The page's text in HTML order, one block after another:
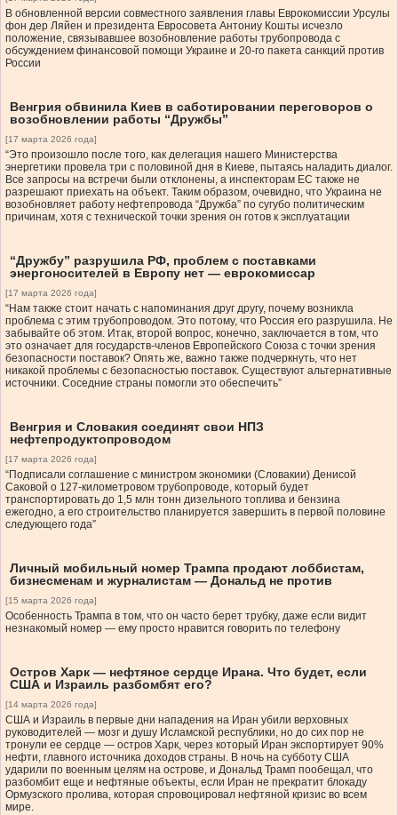
В обновленной версии совместного заявления главы Еврокомиссии Урсулы
фон дер Ляйен и президента Евросовета Антониу Кошты исчезло
положение, связывавшее возобновление работы трубопровода с
обсуждением финансовой помощи Украине и 20-го пакета санкций против
России
Венгрия обвинила Киев в саботировании переговоров о
возобновлении работы “Дружбы”
[17 марта 2026 года]
“Это произошло после того, как делегация нашего Министерства
энергетики провела три с половиной дня в Киеве, пытаясь наладить диалог.
Все запросы на встречи были отклонены, а инспекторам ЕС также не
разрешают приехать на объект. Таким образом, очевидно, что Украина не
возобновляет работу нефтепровода “Дружба” по сугубо политическим
причинам, хотя с технической точки зрения он готов к эксплуатации
“Дружбу” разрушила РФ, проблем с поставками
энергоносителей в Европу нет — еврокомиссар
[17 марта 2026 года]
“Нам также стоит начать с напоминания друг другу, почему возникла
проблема с этим трубопроводом. Это потому, что Россия его разрушила. Не
забывайте об этом. Итак, второй вопрос, конечно, заключается в том, что
это означает для государств-членов Европейского Союза с точки зрения
безопасности поставок? Опять же, важно также подчеркнуть, что нет
никакой проблемы с безопасностью поставок. Существуют альтернативные
источники. Соседние страны помогли это обеспечить”
Венгрия и Словакия соединят свои НПЗ
нефтепродуктопроводом
[17 марта 2026 года]
“Подписали соглашение с министром экономики (Словакии) Денисой
Саковой о 127-километровом трубопроводе, который будет
транспортировать до 1,5 млн тонн дизельного топлива и бензина
ежегодно, а его строительство планируется завершить в первой половине
следующего года”
Личный мобильный номер Трампа продают лоббистам,
бизнесменам и журналистам — Дональд не против
[15 марта 2026 года]
Особенность Трампа в том, что он часто берет трубку, даже если видит
незнакомый номер — ему просто нравится говорить по телефону
Остров Харк — нефтяное сердце Ирана. Что будет, если
США и Израиль разбомбят его?
[14 марта 2026 года]
США и Израиль в первые дни нападения на Иран убили верховных
руководителей — мозг и душу Исламской республики, но до сих пор не
тронули ее сердце — остров Харк, через который Иран экспортирует 90%
нефти, главного источника доходов страны. В ночь на субботу США
ударили по военным целям на острове, и Дональд Трамп пообещал, что
разбомбит еще и нефтяные объекты, если Иран не прекратит блокаду
Ормузского пролива, которая спровоцировал нефтяной кризис во всем
мире.